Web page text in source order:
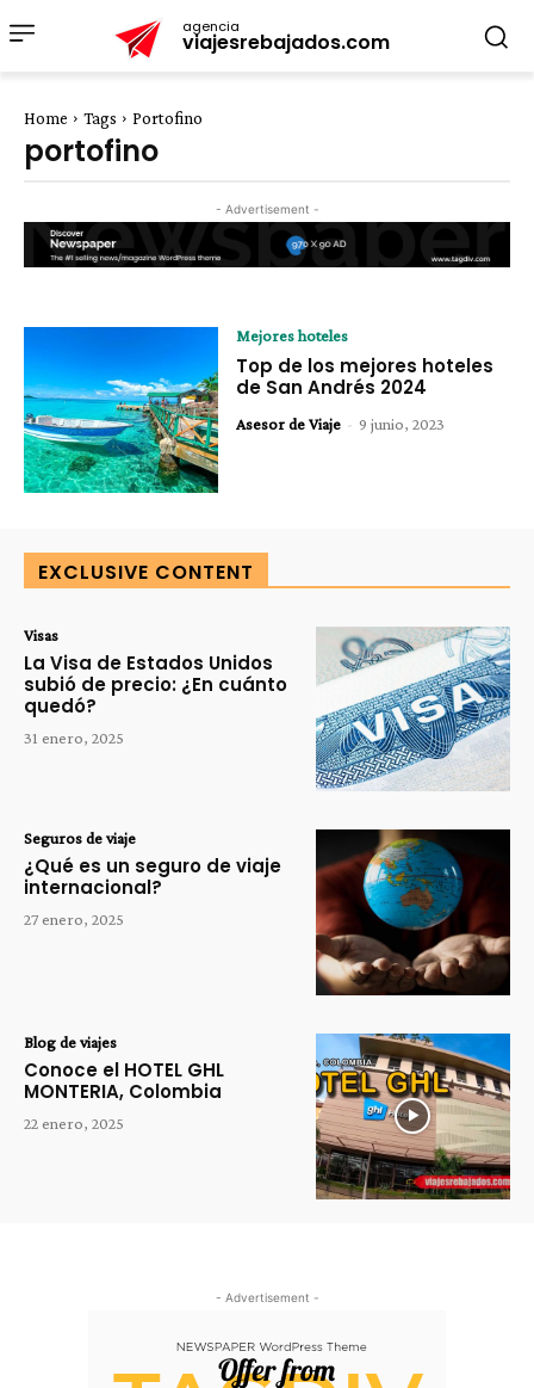
agencia
viajesrebajados.com
Home Tags Portofino
portofino
- Advertisement -
Mejores hoteles
Top de los mejores hoteles
de San Andrés 2024
Asesor de Viaje - 9 junio, 2023
EXCLUSIVE CONTENT
Visas
La Visa de Estados Unidos
subió de precio: ¿En cuánto
quedó?
31 enero, 2025
Seguros de viaje
¿Qué es un seguro de viaje
internacional?
27 enero, 2025
Blog de viajes
Conoce el HOTEL GHL
MONTERIA, Colombia
22 enero, 2025
- Advertisement -